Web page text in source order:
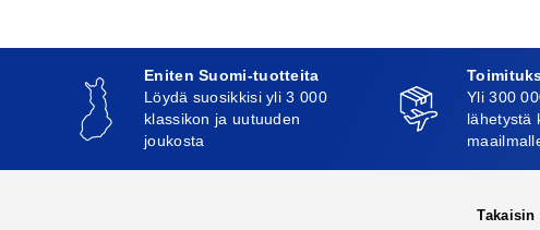
Eniten Suomi-tuotteita
Löydä suosikkisi yli 3 000
klassikon ja uutuuden
joukosta
Yli 300
lähetystä
Takaisin